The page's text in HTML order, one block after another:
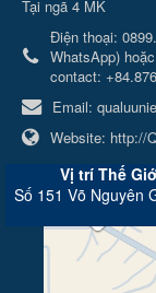
Tại ngã 4 MK
Điện thoại:
WhatsApp)
contact:
Email:
Website: http://
Vị trí Thế
Số 151 Võ Nguyên